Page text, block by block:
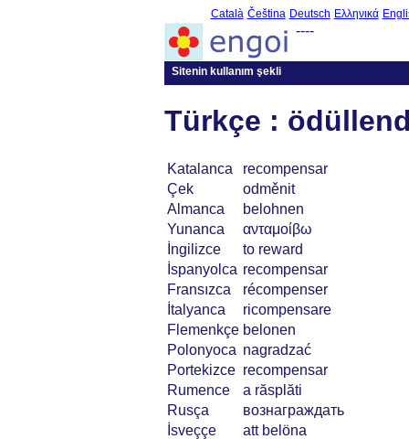
Català Čeština Deutsch Ελληνικά
----
Sitenin kullanım şekli
Türkçe :
Katalanca
recompensar
Çek
odměnit
Almanca
belohnen
Yunanca
ανταμοίβω
İngilizce
to reward
İspanyolca recompensar
Fransızca
récompenser
İtalyanca
ricompensare
Flemenkçe belonen
Polonyoca nagradzać
Portekizce recompensar
Rumence
a răsplăti
Rusça
вознаграждать
İsveççe
att belöna